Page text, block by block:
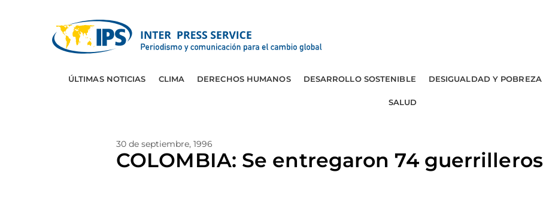
ÚLTIMAS NOTICIAS CLIMA DERECHOS HUMANOS DESARROLLO SOSTENIBLE DESIGUALDAD Y POBREZA
SALUD
30 de septiembre, 1996
COLOMBIA: Se entregaron 74 guerrilleros